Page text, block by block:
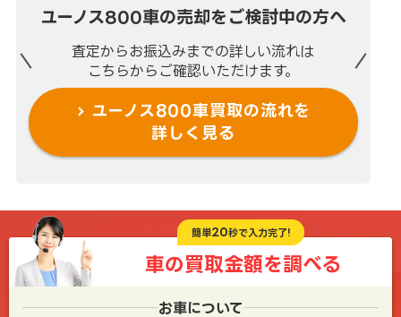
ユーノス800車の売却を ご検討中の方へ
査定からお振込みまでの詳しい流れは
こちらからご確認いただけます。
ユーノス800車買取の流れを
詳しく見る
簡単20秒で入力完了!
車の買取金額を調べる
お車について